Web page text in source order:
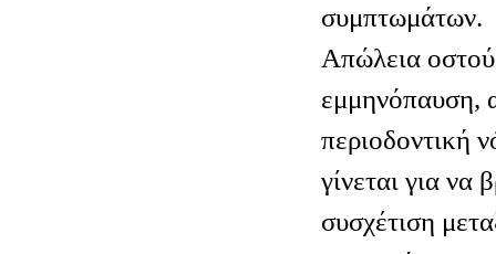
συμπτωμάτων.
Απώλεια οστού
εμμηνόπαυση,
περιοδοντική
γίνεται για να
συσχέτιση